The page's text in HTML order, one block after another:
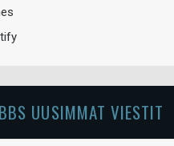
UUSIMMAT VIESTIT